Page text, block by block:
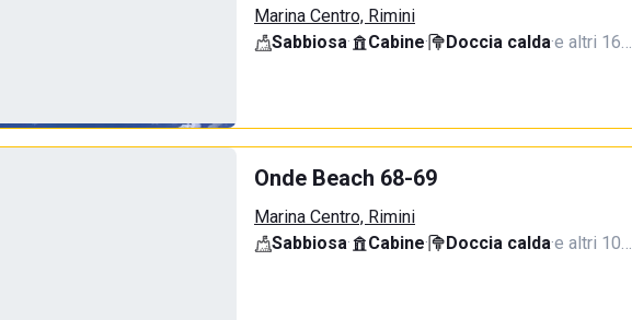
Marina Centro, Rimini
Sabbiosa· Cabine· Doccia calda·e altri 16…
Onde Beach 68-69
Marina Centro, Rimini
Sabbiosa· Cabine· Doccia calda·e altri 10…